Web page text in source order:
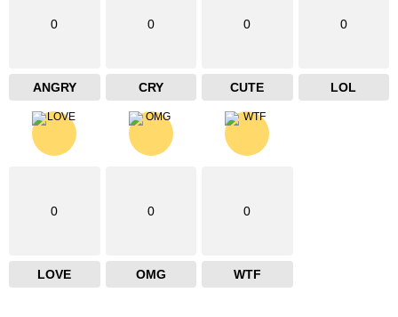
0
ANGRY
0
CRY
0
CUTE
0
LOL
0
LOVE
0
OMG
0
WTF